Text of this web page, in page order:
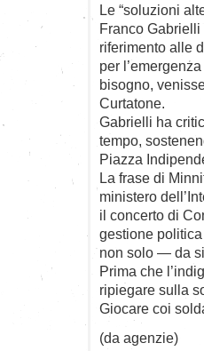
Le “soluzioni
Franco
riferimento alle
per
bisogno,
Curtatone.
Gabrielli ha
tempo,
Piazza
La frase di
ministero
il concerto di
gestione
non solo — da
Prima che
ripiegare sulla
Giocare coi
(da agenzie)